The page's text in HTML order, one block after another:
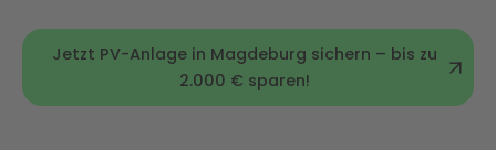
Jetzt PV-Anlage in Magdeburg sichern – bis zu
2.000 € sparen!